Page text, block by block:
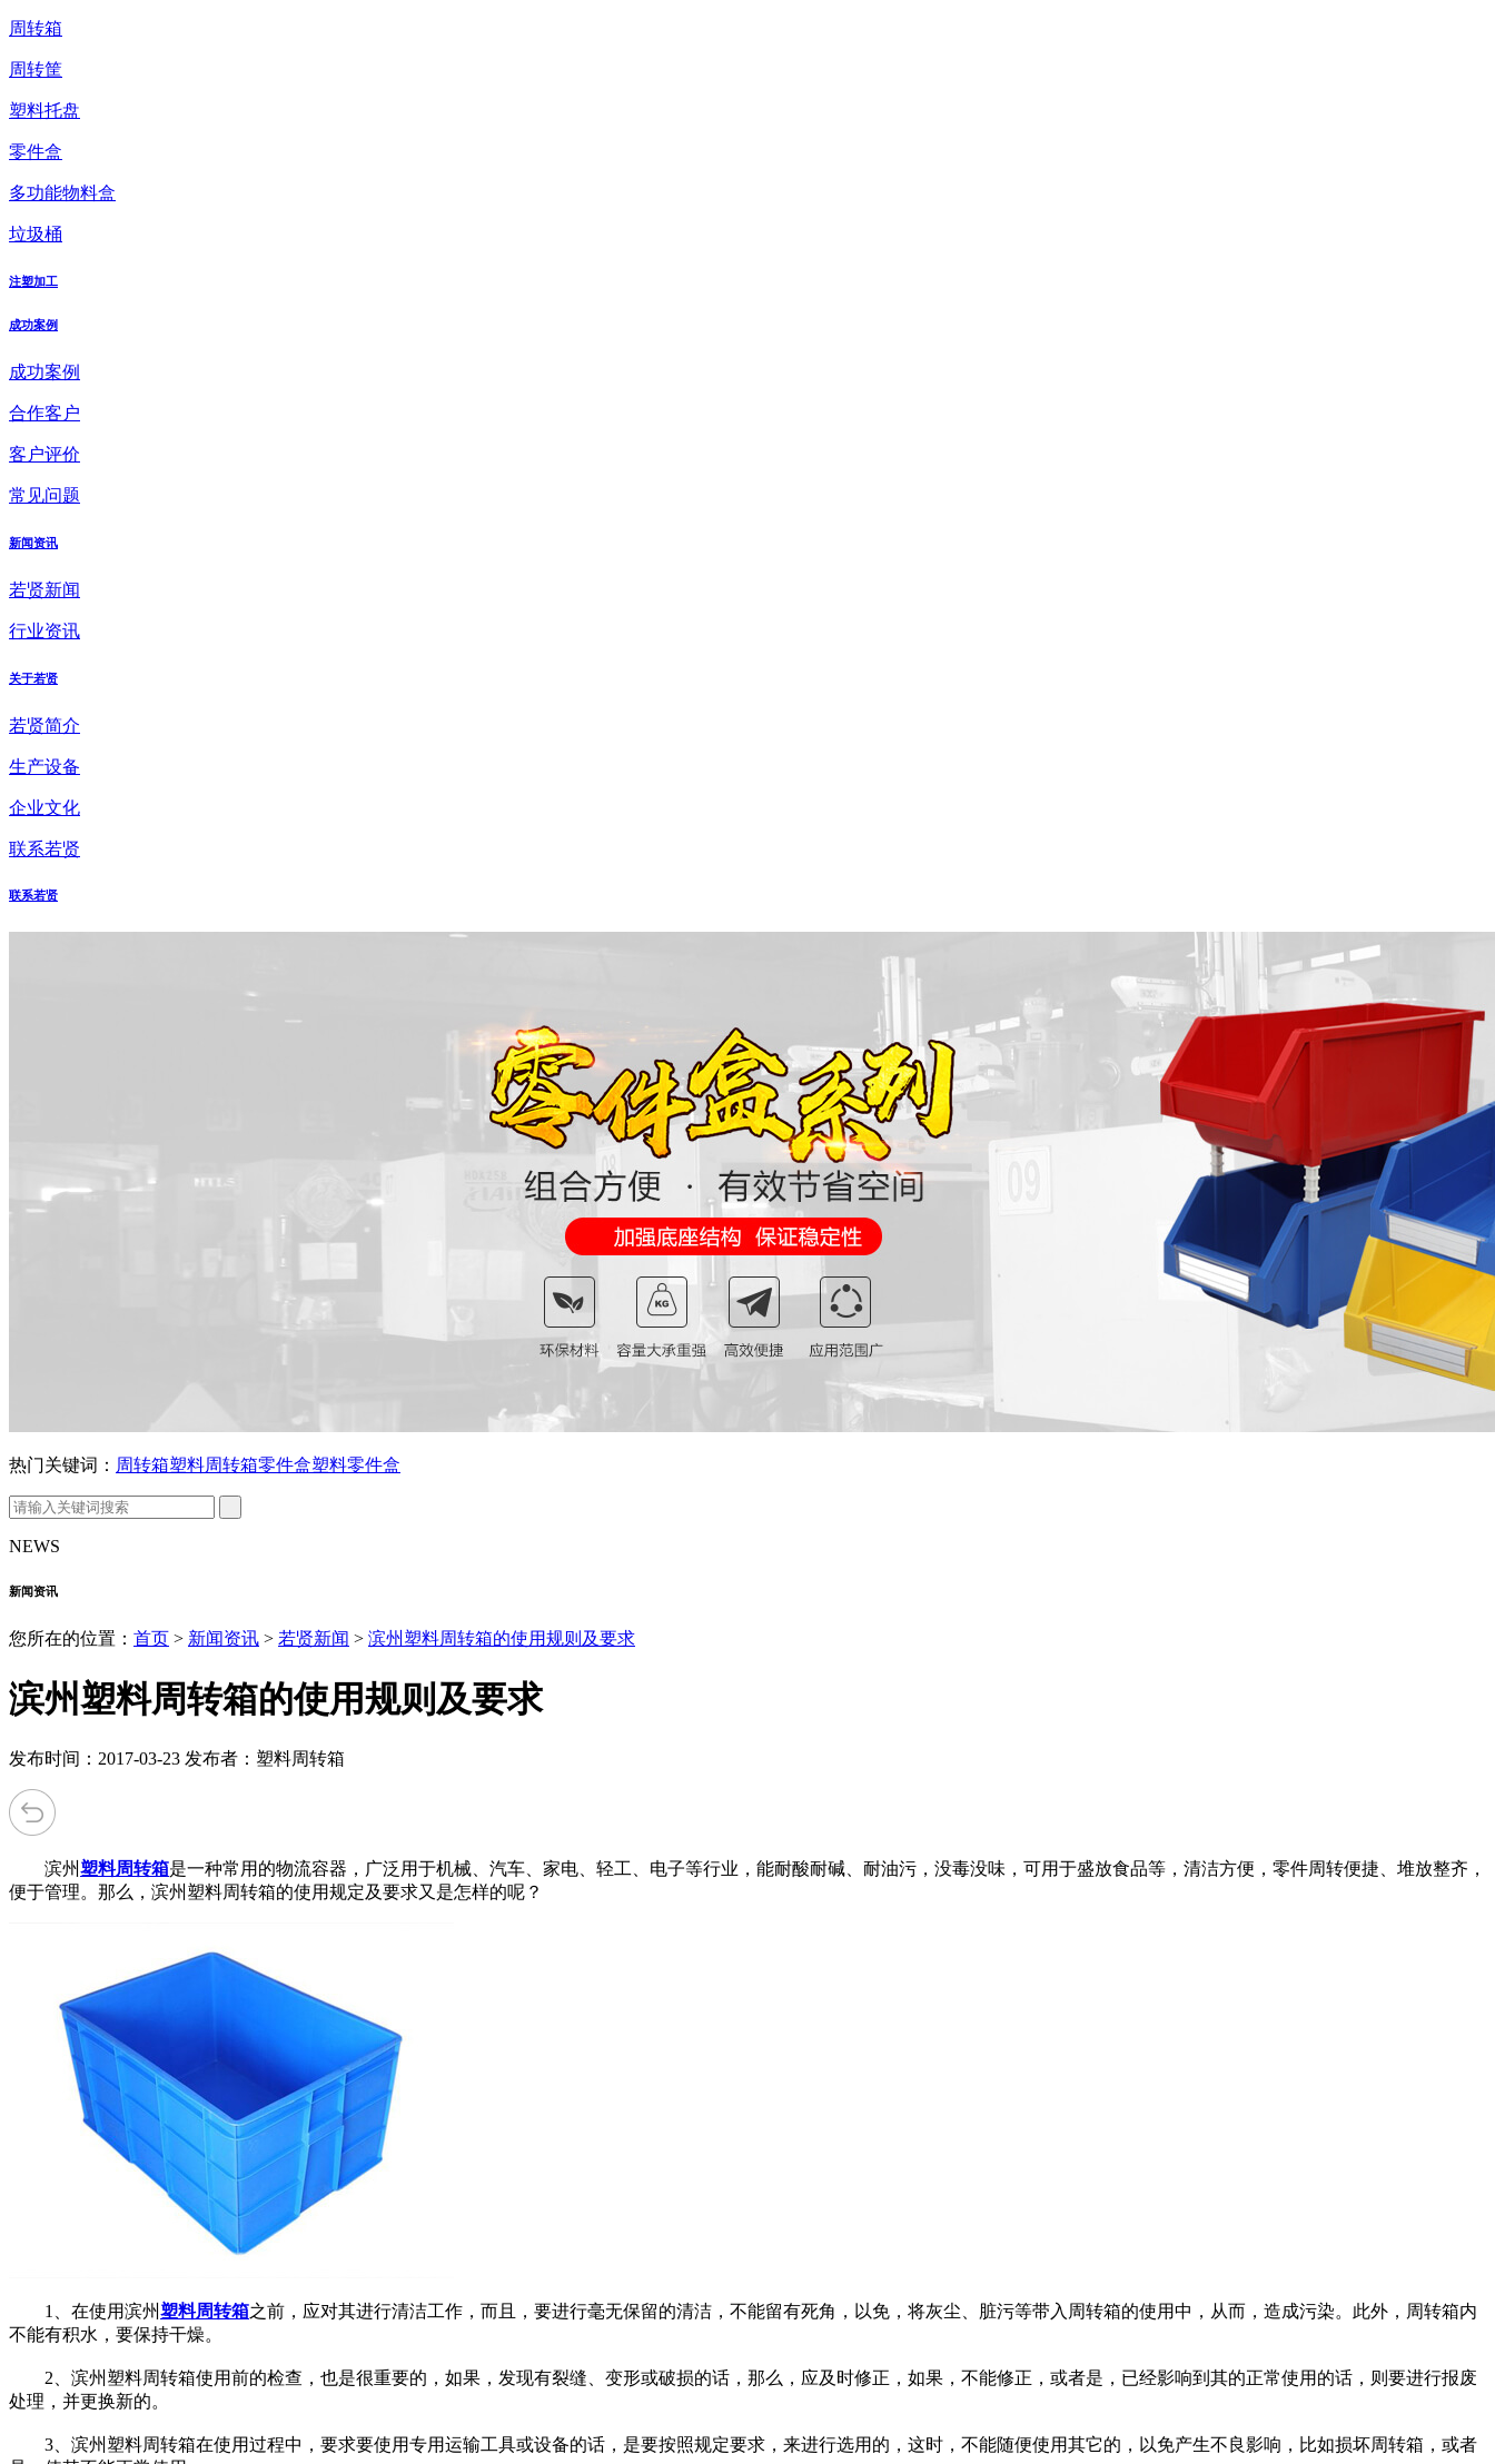
周转箱
周转筐
塑料托盘
零件盒
多功能物料盒
垃圾桶
注塑加工
成功案例
成功案例
合作客户
客户评价
常见问题
新闻资讯
若贤新闻
行业资讯
关于若贤
若贤简介
生产设备
企业文化
联系若贤
联系若贤
热门关键词： 周转箱塑料周转箱零件盒塑料零件盒
NEWS
新闻资讯
您所在的位置： 首页 > 新闻资讯 > 若贤新闻 > 滨州塑料周转箱的使用规则及要求
滨州塑料周转箱的使用规则及要求
发布时间：2017-03-23 发布者：塑料周转箱
滨州塑料周转箱是一种常用的物流容器，广泛用于机械、汽车、家电、轻工、电子等行业，能耐酸耐碱、耐油污，没毒没味，可用于盛放食品等，清洁方便，零件周转便捷、堆放整齐，
便于管理。那么，滨州塑料周转箱的使用规定及要求又是怎样的呢？
1、在使用滨州塑料周转箱之前，应对其进行清洁工作，而且，要进行毫无保留的清洁，不能留有死角，以免，将灰尘、脏污等带入周转箱的使用中，从而，造成污染。此外，周转箱内
不能有积水，要保持干燥。
2、滨州塑料周转箱使用前的检查，也是很重要的，如果，发现有裂缝、变形或破损的话，那么，应及时修正，如果，不能修正，或者是，已经影响到其的正常使用的话，则要进行报废
处理，并更换新的。
3、滨州塑料周转箱在使用过程中，要求要使用专用运输工具或设备的话，是要按照规定要求，来进行选用的，这时，不能随便使用其它的，以免产生不良影响，比如损坏周转箱，或者